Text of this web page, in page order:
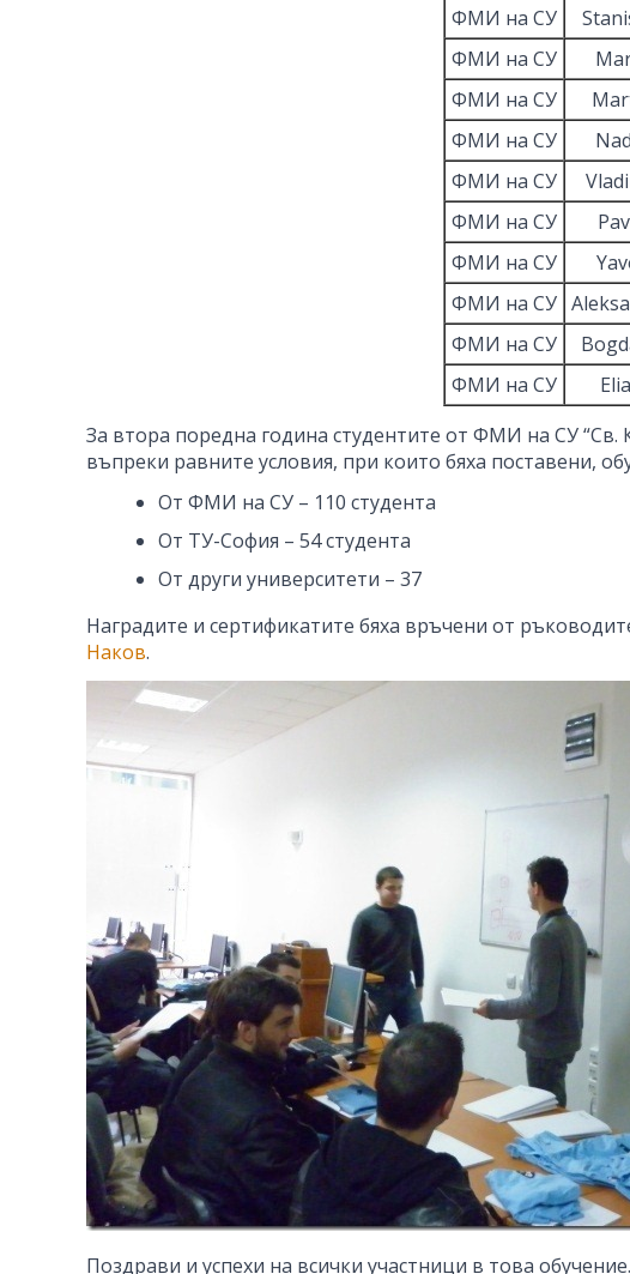
ФМИ на СУ
ФМИ на СУ
ФМИ на СУ
ФМИ на СУ
ФМИ на СУ
ФМИ на СУ
ФМИ на СУ
ФМИ на СУ
ФМИ на СУ
ФМИ на СУ
За втора поредна година студентите от ФМИ на СУ
въпреки равните условия, при които бяха поставени,
От ФМИ на СУ – 110 студента
От ТУ-София – 54 студента
От други университети – 37
Наградите и сертификатите бяха връчени от
Наков.
Поздрави и успехи на всички участници в това